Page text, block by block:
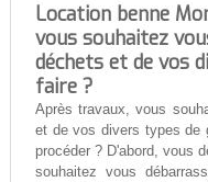
Location benne
vous souhaitez
déchets et de vos
faire ?
Après travaux, vous
et de vos divers types de
procéder ? D'abord, vous
souhaitez vous